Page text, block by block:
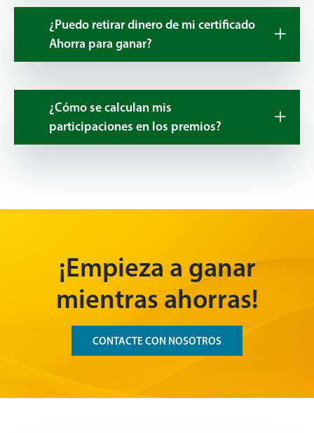
¿Puedo retirar dinero de mi certificado
Ahorra para ganar?
¿Cómo se calculan mis
participaciones en los premios?
¡Empieza a ganar
mientras ahorras!
CONTACTE CON NOSOTROS